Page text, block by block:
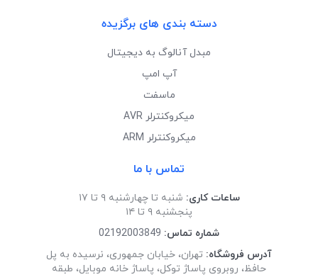
دسته بندی های برگزیده
مبدل آنالوگ به دیجیتال
آپ امپ
ماسفت
میکروکنترلر AVR
میکروکنترلر ARM
تماس با ما
ساعات کاری: شنبه تا چهارشنبه ۹ تا ۱۷
پنجشنبه ۹ تا ۱۴
شماره تماس: 02192003849
آدرس فروشگاه: تهران، خیابان جمهوری، نرسیده به پل
حافظ، روبروی پاساژ توکل، پاساژ خانه موبایل، طبقه